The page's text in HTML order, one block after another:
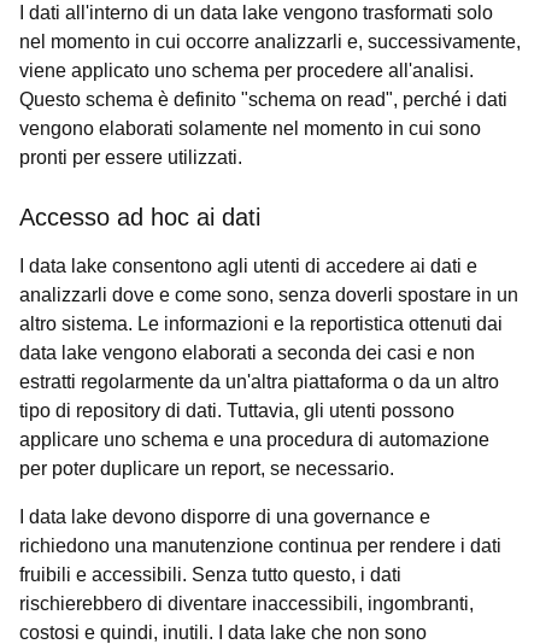
I dati all'interno di un data lake vengono trasformati solo
nel momento in cui occorre analizzarli e, successivamente,
viene applicato uno schema per procedere all'analisi.
Questo schema è definito "schema on read", perché i dati
vengono elaborati solamente nel momento in cui sono
pronti per essere utilizzati.
Accesso ad hoc ai dati
I data lake consentono agli utenti di accedere ai dati e
analizzarli dove e come sono, senza doverli spostare in un
altro sistema. Le informazioni e la reportistica ottenuti dai
data lake vengono elaborati a seconda dei casi e non
estratti regolarmente da un'altra piattaforma o da un altro
tipo di repository di dati. Tuttavia, gli utenti possono
applicare uno schema e una procedura di automazione
per poter duplicare un report, se necessario.
I data lake devono disporre di una governance e
richiedono una manutenzione continua per rendere i dati
fruibili e accessibili. Senza tutto questo, i dati
rischierebbero di diventare inaccessibili, ingombranti,
costosi e quindi, inutili. I data lake che non sono